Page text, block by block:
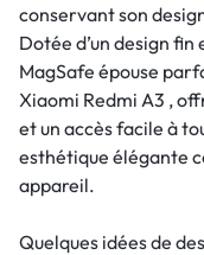
conservant son
Dotée d’un design
MagSafe épouse
Xiaomi Redmi A3 ,
et un accès facile à
esthétique élégante
appareil.
Quelques idées de